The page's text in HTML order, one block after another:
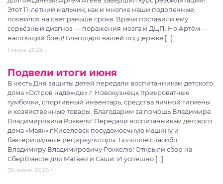
Этот 11-летний мальчик, как и многие наши подопечные,
появился на свет раньше срока. Врачи поставили ему
серьёзный диагноз — поражения мозга и ДЦП. Но Артём —
настоящий боец! Благодаря вашей поддержке […]
1 июля 2026 г.
Подвели итоги июня
В честь Дня защиты детей передали воспитанникам детского
дома «Остров надежды» г. Новокузнецк прикроватные
тумбочки, спортивный инвентарь, средства личной гигиены
и хозяйственные товары. Благодарим за помощь Владимира
Владимировича Роккеля! Передали воспитанникам детского
дома «Маяк» г.Киселевск посудомоечную машину и
бактерицидные рециркуляторы. Большое спасибо
Владимиру Владимировичу Роккелю! Открыли сбор на
СберВместе для Матвея и Саши. И успешно […]
30 июня 2026 г.